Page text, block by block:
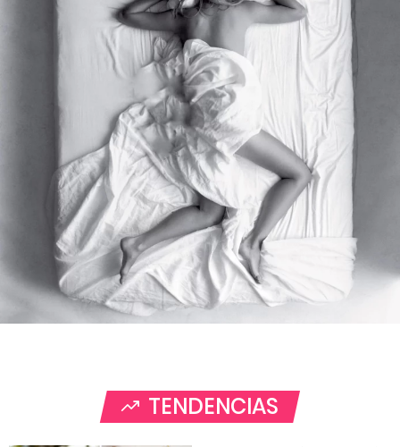
TENDENCIAS